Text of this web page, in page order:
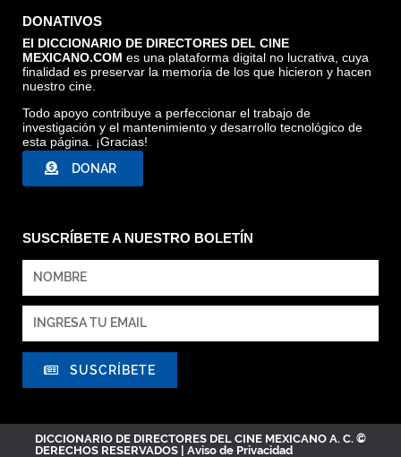
DONATIVOS
El DICCIONARIO DE DIRECTORES DEL CINE
MEXICANO.COM es una plataforma digital no lucrativa, cuya
finalidad es preservar la memoria de los que hicieron y hacen
nuestro cine.
Todo apoyo contribuye a perfeccionar el trabajo de
investigación y el mantenimiento y desarrollo tecnológico de
esta página. ¡Gracias!
DONAR
SUSCRÍBETE A NUESTRO BOLETÍN
SUSCRÍBETE
DICCIONARIO DE DIRECTORES DEL CINE MEXICANO A. C. ©
DERECHOS RESERVADOS | Aviso de Privacidad